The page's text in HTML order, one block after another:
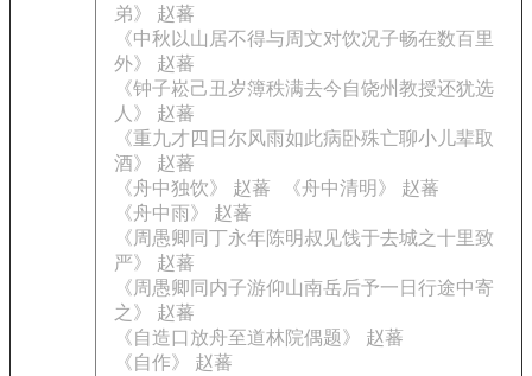
弟》 赵蕃
《中秋以山居不得与周文对饮况子畅在数百里
外》 赵蕃
《钟子崧己丑岁簿秩满去今自饶州教授还犹选
人》 赵蕃
《重九才四日尔风雨如此病卧殊亡聊小儿辈取
酒》 赵蕃
《舟中独饮》 赵蕃
《舟中清明》 赵蕃
《舟中雨》 赵蕃
《周愚卿同丁永年陈明叔见饯于去城之十里致
严》 赵蕃
《周愚卿同内子游仰山南岳后予一日行途中寄
之》 赵蕃
《自造口放舟至道林院偶题》 赵蕃
《自作》 赵蕃